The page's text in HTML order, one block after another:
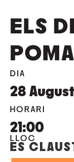
ELS
DIA
28 August
HORARI
21:00
LLOC
ES